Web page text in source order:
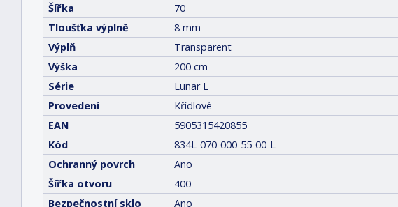
Šířka
70
Tloušťka výplně
8 mm
Výplň
Transparent
Výška
200 cm
Série
Lunar L
Provedení
Křídlové
EAN
5905315420855
Kód
834L-070-000-55-00-L
Ochranný povrch
Ano
Šířka otvoru
400
Bezpečnostní sklo
Ano